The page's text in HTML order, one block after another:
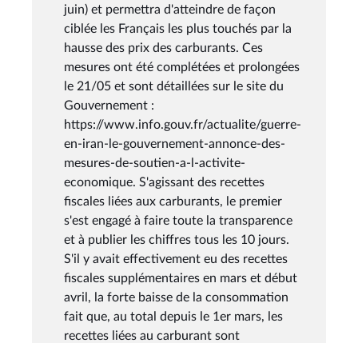
juin) et permettra d'atteindre de façon
ciblée les Français les plus touchés par la
hausse des prix des carburants. Ces
mesures ont été complétées et prolongées
le 21/05 et sont détaillées sur le site du
Gouvernement :
https://www.info.gouv.fr/actualite/guerre-
en-iran-le-gouvernement-annonce-des-
mesures-de-soutien-a-l-activite-
economique. S'agissant des recettes
fiscales liées aux carburants, le premier
s'est engagé à faire toute la transparence
et à publier les chiffres tous les 10 jours.
S'il y avait effectivement eu des recettes
fiscales supplémentaires en mars et début
avril, la forte baisse de la consommation
fait que, au total depuis le 1er mars, les
recettes liées au carburant sont